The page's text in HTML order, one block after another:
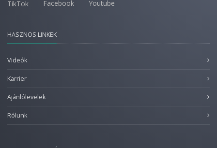
TikTok Facebook Youtube
HASZNOS LINKEK
Videók
Karrier
Ajánlólevelek
Rólunk